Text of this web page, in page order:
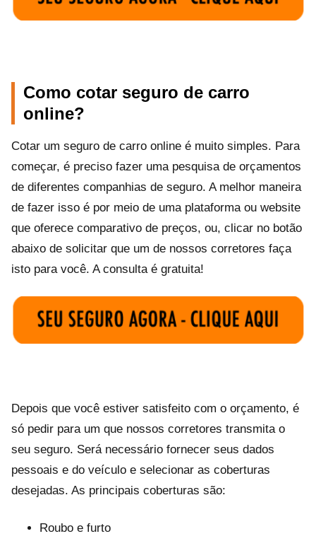
Como cotar seguro de carro
online?
Cotar um seguro de carro online é muito simples. Para
começar, é preciso fazer uma pesquisa de orçamentos
de diferentes companhias de seguro. A melhor maneira
de fazer isso é por meio de uma plataforma ou website
que oferece comparativo de preços, ou, clicar no botão
abaixo de solicitar que um de nossos corretores faça
isto para você. A consulta é gratuita!
Depois que você estiver satisfeito com o orçamento, é
só pedir para um que nossos corretores transmita o
seu seguro. Será necessário fornecer seus dados
pessoais e do veículo e selecionar as coberturas
desejadas. As principais coberturas são:
Roubo e furto